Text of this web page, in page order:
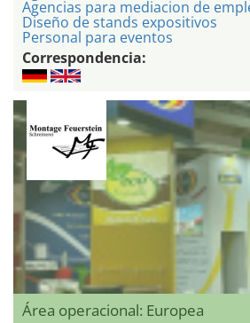
Agencias para mediacion de
Diseño de stands expositivos
Personal para eventos
Correspondencia:
Área operacional: Europea